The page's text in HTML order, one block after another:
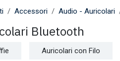
Accessori Audio - Auricolari
Bluetooth
Auricolari con Filo